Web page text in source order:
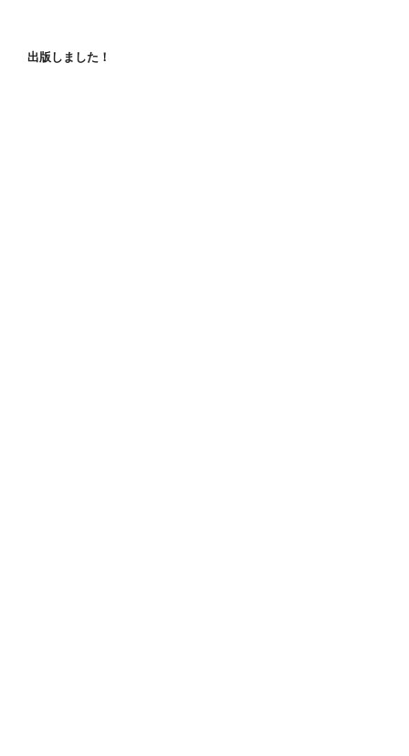
出版しました！